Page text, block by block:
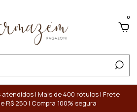
0
atendidos | Mais de 400 rótulos | Frete
R$ 250 | Compra 100% segura